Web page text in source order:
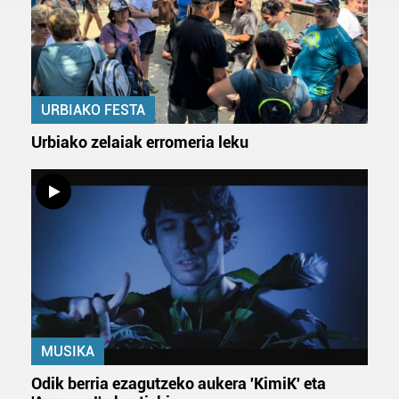
prozesatzen ditugu, zure IP zenbakia, besteak beste,
teknologia erabiliz, cookieak adibidez, iragarki eta eduki
pertsonalizatuak eskaintzeko, iragarkiak eta edukia
neurtzeko, jendeari buruzko informazioa biltzeko eta
produktuak garatzeko. Zure datuak nork eta zertarako
erabiltzen dituen hauta dezakezu.
Bazkide batzuek ez dizute baimenik eskatzen, eta beren
interes komertzial legitimoetan babesten dira. Ikusi gure
bazkideen zerrenda, beren ustez zein helburutarako
duten interes legitimoa eta horren aurka nola egin
Lortu zure datu pertsonalak prozesatzeko moduari
buruzko informazio gehiago eta ezarri zure lehentasunak
datuen atalean. Edozein unetan alda edo ken dezakezu
zure baimena Cookieen adierazpenean.
URBIAKO FESTA
Urbiako zelaiak erromeria leku
MUSIKA
Odik berria ezagutzeko aukera 'KimiK' eta